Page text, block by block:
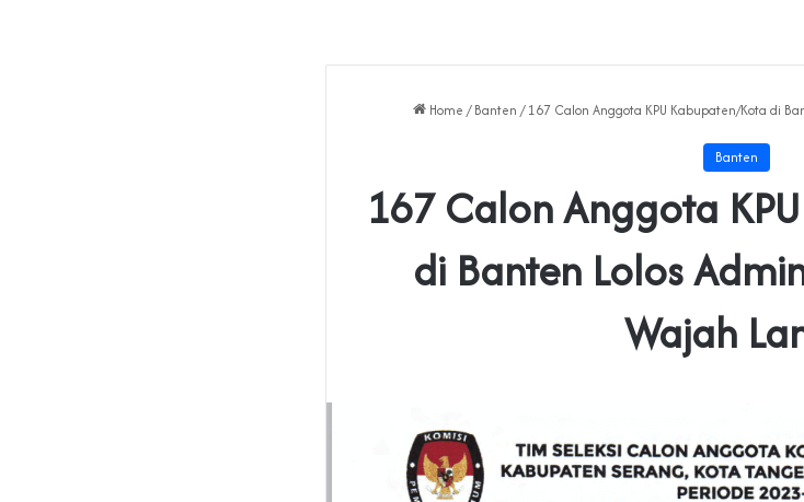
Home / Banten / 167 Calon Anggota KPU Kabupaten/Kota di
Banten
167 Calon Anggota
di Banten Lolos
Wajah